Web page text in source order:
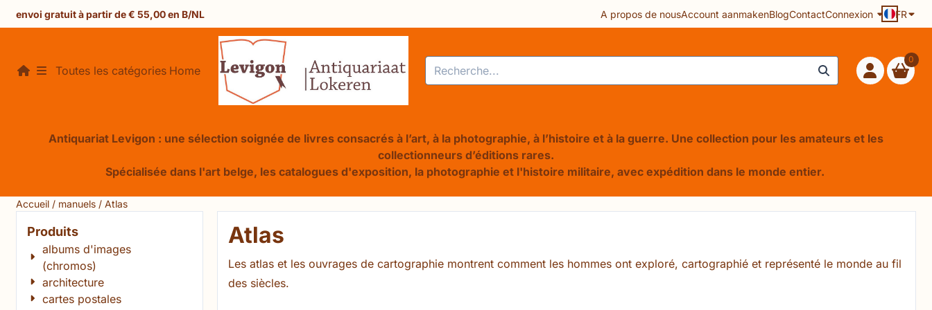
Préférences de cookies disponibles. Choisissez les paramètres ou autorisez tous les cookies.
envoi gratuit à partir de € 55,00 en B/NL A propos de nousAccount aanmakenBlogContactConnexion FR
Toutes les catégories Home Rechercher 0
Antiquariat Levigon : une sélection soignée de livres consacrés à l’art, à la photographie, à l’histoire et à la guerre. Une collection pour les amateurs et les
collectionneurs d’éditions rares.
Spécialisée dans l'art belge, les catalogues d'exposition, la photographie et l'histoire militaire, avec expédition dans le monde entier.
Accueil / manuels / Atlas
Produits
albums d'images
(chromos)
architecture
cartes postales
Atlas
Les atlas et les ouvrages de cartographie montrent comment les hommes ont exploré, cartographié et représenté le monde au fil
des siècles.